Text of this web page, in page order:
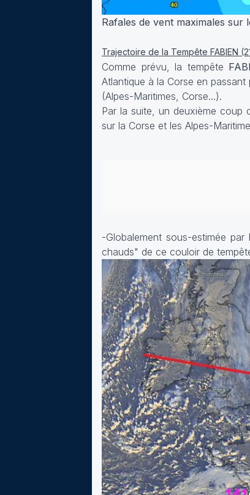
Rafales de vent maximales sur
Trajectoire de la Tempête FABIEN
Comme prévu, la tempête
Atlantique à la Corse en
(Alpes-Maritimes, Corse...).
Par la suite, un deuxième coup
sur la Corse et les Alpes-
-Globalement sous-estimée
chauds" de ce couloir de